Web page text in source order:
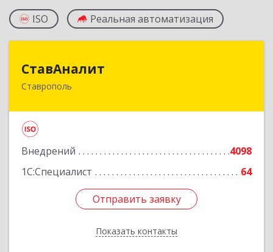
ISO Реальная автоматизация
СтавАналит
Ставрополь
Внедрений
4098
1С:Специалист
64
Отправить заявку
Показать контакты
355045, Ставропольский край, Ставрополь г,
Отправить заявку
Назад